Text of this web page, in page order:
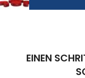
EINEN